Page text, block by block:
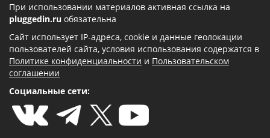
При использовании материалов активная ссылка на
pluggedin.ru обязательна
Сайт использует IP-адреса, cookie и данные геолокации
пользователей сайта, условия использования содержатся в
Политике конфиденциальности и Пользовательском
соглашении
Социальные сети: